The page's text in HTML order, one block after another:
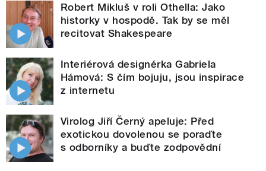
Robert Mikluš v roli Othella: Jako
historky v hospodě. Tak by se měl
recitovat Shakespeare
Interiérová designérka Gabriela
Hámová: S čím bojuju, jsou inspirace
z internetu
Virolog Jiří Černý apeluje: Před
exotickou dovolenou se poraďte
s odborníky a buďte zodpovědní